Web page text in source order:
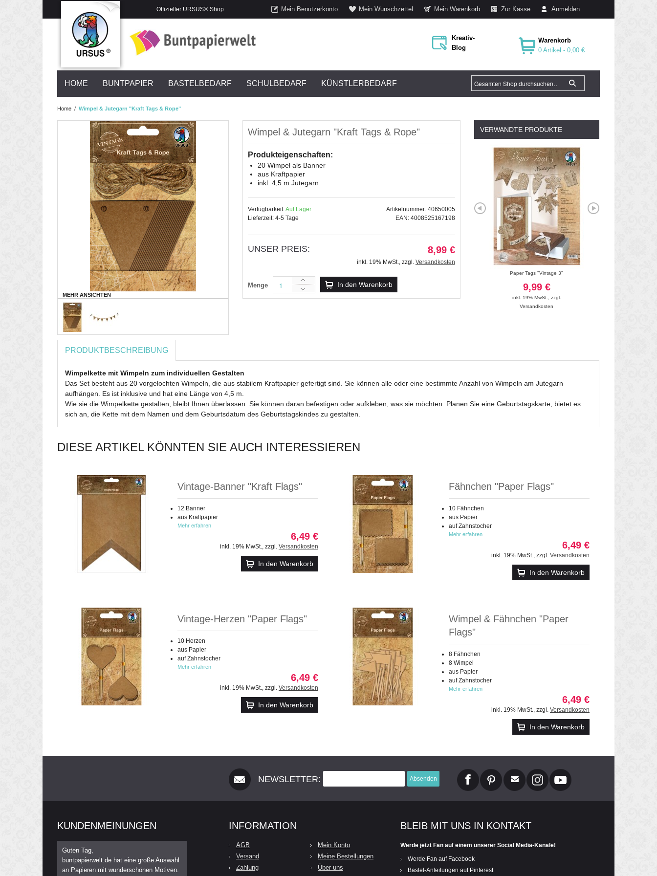
Offizieller URSUS® Shop Mein Benutzerkonto Mein Wunschzettel Mein Warenkorb Zur Kasse Anmelden
Kreativ-
Blog
Warenkorb
0 Artikel -0,00 €
HOME BUNTPAPIER BASTELBEDARF SCHULBEDARF KÜNSTLERBEDARF
Home / Wimpel & Jutegarn "Kraft Tags & Rope"
MEHR ANSICHTEN
Wimpel & Jutegarn "Kraft Tags & Rope"
Produkteigenschaften:
20 Wimpel als Banner
aus Kraftpapier
inkl. 4,5 m Jutegarn
Verfügbarkeit:Auf Lager
Lieferzeit: 4-5 Tage
Artikelnummer: 40650005
EAN: 4008525167198
UNSER PREIS: 8,99 €
inkl. 19% MwSt., zzgl. Versandkosten
Menge In den Warenkorb
VERWANDTE PRODUKTE
inkl. 19% MwSt.,zzgl.
Paper Tags "Vintage 3"
9,99 €
inkl. 19% MwSt.
zzgl.
Versandkosten
PRODUKTBESCHREIBUNG
Wimpelkette mit Wimpeln zum individuellen Gestalten
Das Set besteht aus 20 vorgelochten Wimpeln, die aus stabilem Kraftpapier gefertigt sind. Sie können alle oder eine bestimmte Anzahl von Wimpeln am Jutegarn
aufhängen. Es ist inklusive und hat eine Länge von 4,5 m.
Wie sie die Wimpelkette gestalten, bleibt Ihnen überlassen. Sie können daran befestigen oder aufkleben, was sie möchten. Planen Sie eine Geburtstagskarte, bietet es
sich an, die Kette mit dem Namen und dem Geburtsdatum des Geburtstagskindes zu gestalten.
DIESE ARTIKEL KÖNNTEN SIE AUCH INTERESSIEREN
Vintage-Banner "Kraft Flags"
12 Banner
aus Kraftpapier
Mehr erfahren
6,49 €
inkl. 19% MwSt., zzgl. Versandkosten
In den Warenkorb
Fähnchen "Paper Flags"
10 Fähnchen
aus Papier
auf Zahnstocher
Mehr erfahren
6,49 €
inkl. 19% MwSt., zzgl. Versandkosten
In den Warenkorb
Vintage-Herzen "Paper Flags"
10 Herzen
aus Papier
auf Zahnstocher
Mehr erfahren
6,49 €
inkl. 19% MwSt., zzgl. Versandkosten
In den Warenkorb
Wimpel & Fähnchen "Paper
Flags"
8 Fähnchen
8 Wimpel
aus Papier
auf Zahnstocher
Mehr erfahren
6,49 €
inkl. 19% MwSt., zzgl. Versandkosten
In den Warenkorb
NEWSLETTER: Absenden
KUNDENMEINUNGEN
Guten Tag,
buntpapierwelt.de hat eine große Auswahl
an Papieren mit wunderschönen Motiven.
INFORMATION
AGB
Versand
Zahlung
Mein Konto
Meine Bestellungen
Über uns
BLEIB MIT UNS IN KONTAKT
Werde jetzt Fan auf einem unserer Social Media-Kanäle!
Werde Fan auf Facebook
Bastel-Anleitungen auf Pinterest